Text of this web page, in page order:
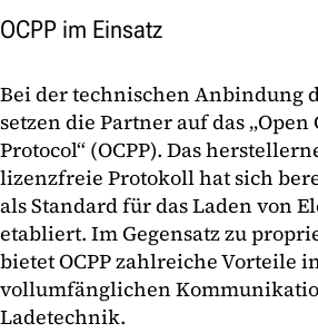
OCPP im Einsatz
Bei der technischen Anbindung
setzen die Partner auf das „Open
Protocol“ (OCPP). Das
lizenzfreie Protokoll hat sich
als Standard für das Laden von
etabliert. Im Gegensatz zu
bietet OCPP zahlreiche Vorteile
vollumfänglichen
Ladetechnik.